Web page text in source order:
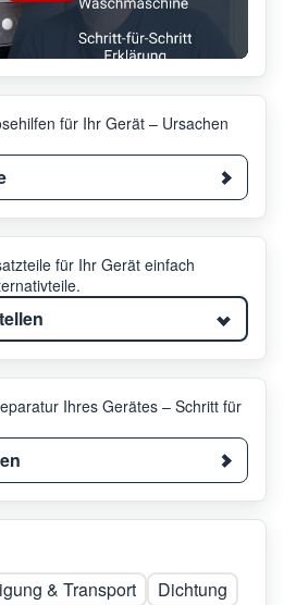
für Ihr Gerät – Ursachen
für Ihr Gerät einfach
Ihres Gerätes – Schritt für
& Transport
Dichtung